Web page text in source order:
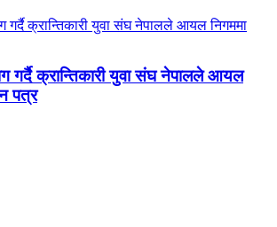
गर्दै क्रान्तिकारी युवा संघ नेपालले आयल
पत्र